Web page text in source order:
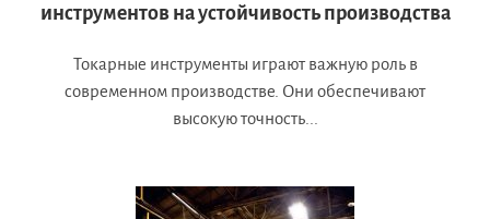
инструментов на устойчивость производства
Токарные инструменты играют важную роль в
современном производстве. Они обеспечивают
высокую точность...